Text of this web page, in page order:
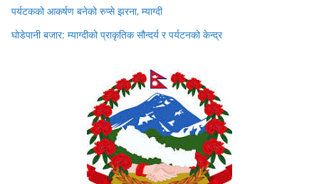
पर्यटकको आकर्षण बनेको रुप्से झरना, म्याग्दी
घोडेपानी बजार: म्याग्दीको प्राकृतिक सौन्दर्य र पर्यटनको केन्द्र